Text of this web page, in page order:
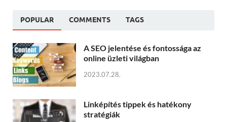
POPULAR COMMENTS TAGS
A SEO jelentése és fontossága az
online üzleti világban
2023.07.28.
Linképítés tippek és hatékony
stratégiák